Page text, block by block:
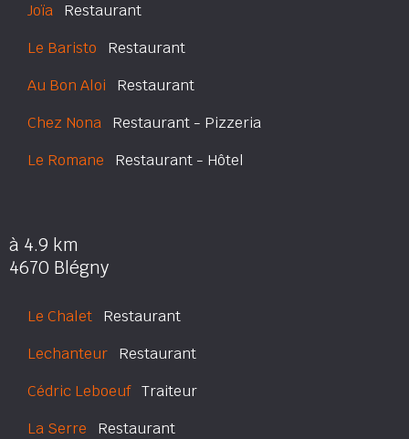
Joïa Restaurant
Le Baristo Restaurant
Au Bon Aloi Restaurant
Chez Nona Restaurant - Pizzeria
Le Romane Restaurant - Hôtel
à 4.9 km
4670 Blégny
Le Chalet Restaurant
Lechanteur Restaurant
Cédric LeboeufTraiteur
La Serre Restaurant